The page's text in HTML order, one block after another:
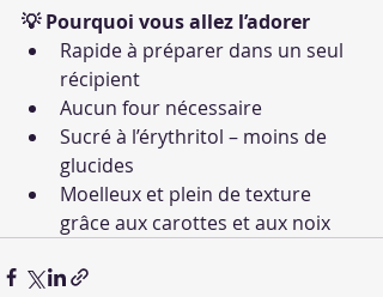
💡 Pourquoi vous allez l’adorer
Rapide à préparer dans un seul
récipient
Aucun four nécessaire
Sucré à l’érythritol – moins de
glucides
Moelleux et plein de texture
grâce aux carottes et aux noix